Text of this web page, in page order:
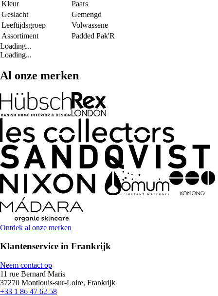
Kleur
Paars
Geslacht
Gemengd
Leeftijdsgroep
Volwassene
Assortiment
Padded Pak'R
Loading...
Loading...
Al onze merken
Ontdek al onze merken
Klantenservice in Frankrijk
Neem contact op
11 rue Bernard Maris
37270 Montlouis-sur-Loire, Frankrijk
+33 1 86 47 62 58